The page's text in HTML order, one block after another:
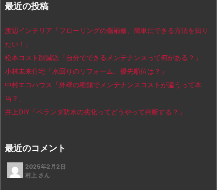
最近の投稿
渡辺インテリア「フローリングの傷補修、簡単にできる方法を知り
たい！」
松本コスト削減派「自分でできるメンテナンスって何がある？」
小林未来住宅「水回りのリフォーム、優先順位は？」
中村エコハウス「外壁の種類でメンテナンスコストが違うって本
当？」
井上DIY「ベランダ防水の劣化ってどうやって判断する？」
最近のコメント
2025年2月2日
村上 さん